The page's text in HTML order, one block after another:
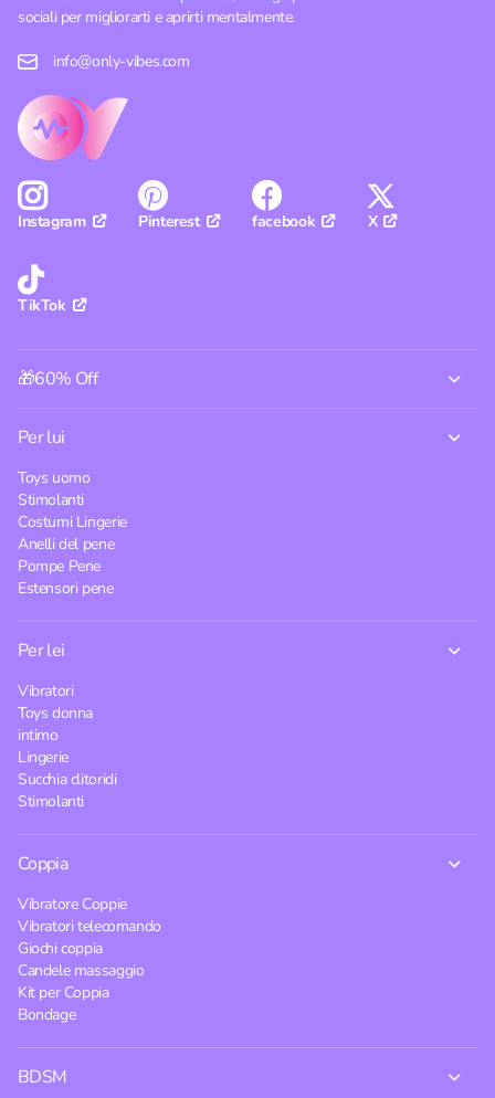
sociali per migliorarti e aprirti mentalmente.
info@only-vibes.com
Instagram Pinterest facebook X
TikTok
🎁60% Off
Per lui
Toys uomo
Stimolanti
Costumi Lingerie
Anelli del pene
Pompe Pene
Estensori pene
Per lei
Vibratori
Toys donna
intimo
Lingerie
Succhia clitoridi
Stimolanti
Coppia
Vibratore Coppie
Vibratori telecomando
Giochi coppia
Candele massaggio
Kit per Coppia
Bondage
BDSM